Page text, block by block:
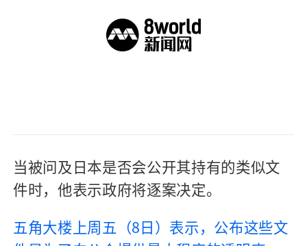
当被问及日本是否会公开其持有的类似文
件时，他表示政府将逐案决定。
五角大楼上周五（8日）表示，公布这些文